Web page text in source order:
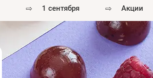
⇨ 1 сентября ⇨ акции